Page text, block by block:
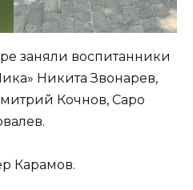
заняли воспитанники
Никита Звонарев,
Кочнов, Саро
Карамов.